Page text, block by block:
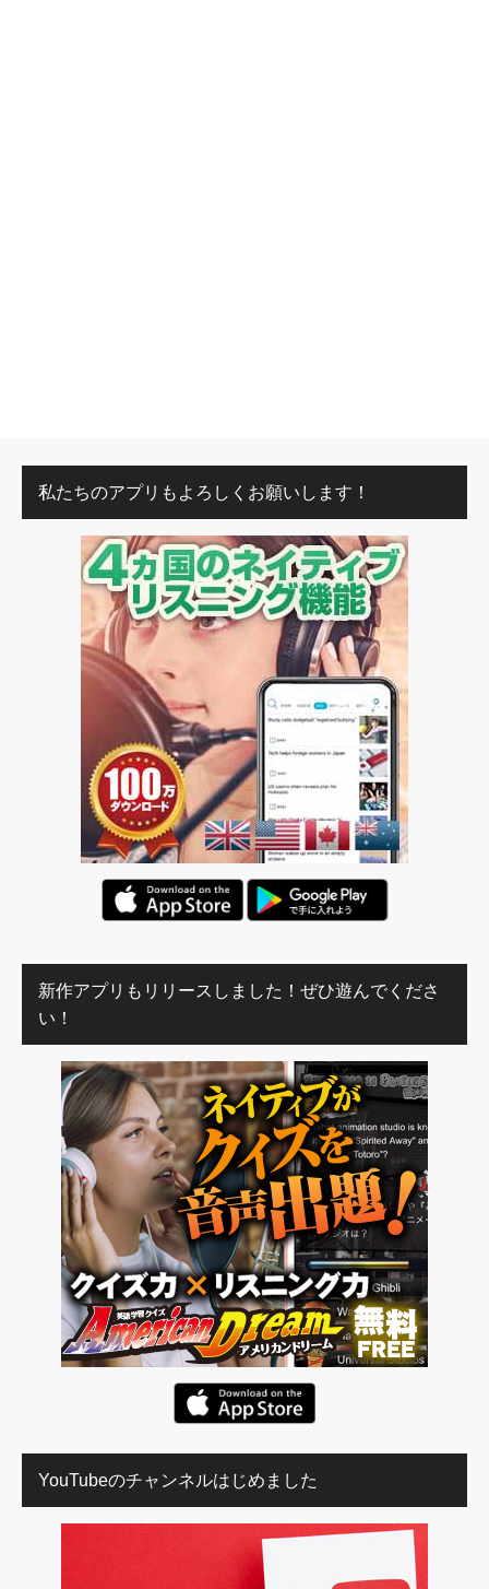
私たちのアプリもよろしくお願いします！
新作アプリもリリースしました！ぜひ遊んでくださ
い！
YouTubeのチャンネルはじめました